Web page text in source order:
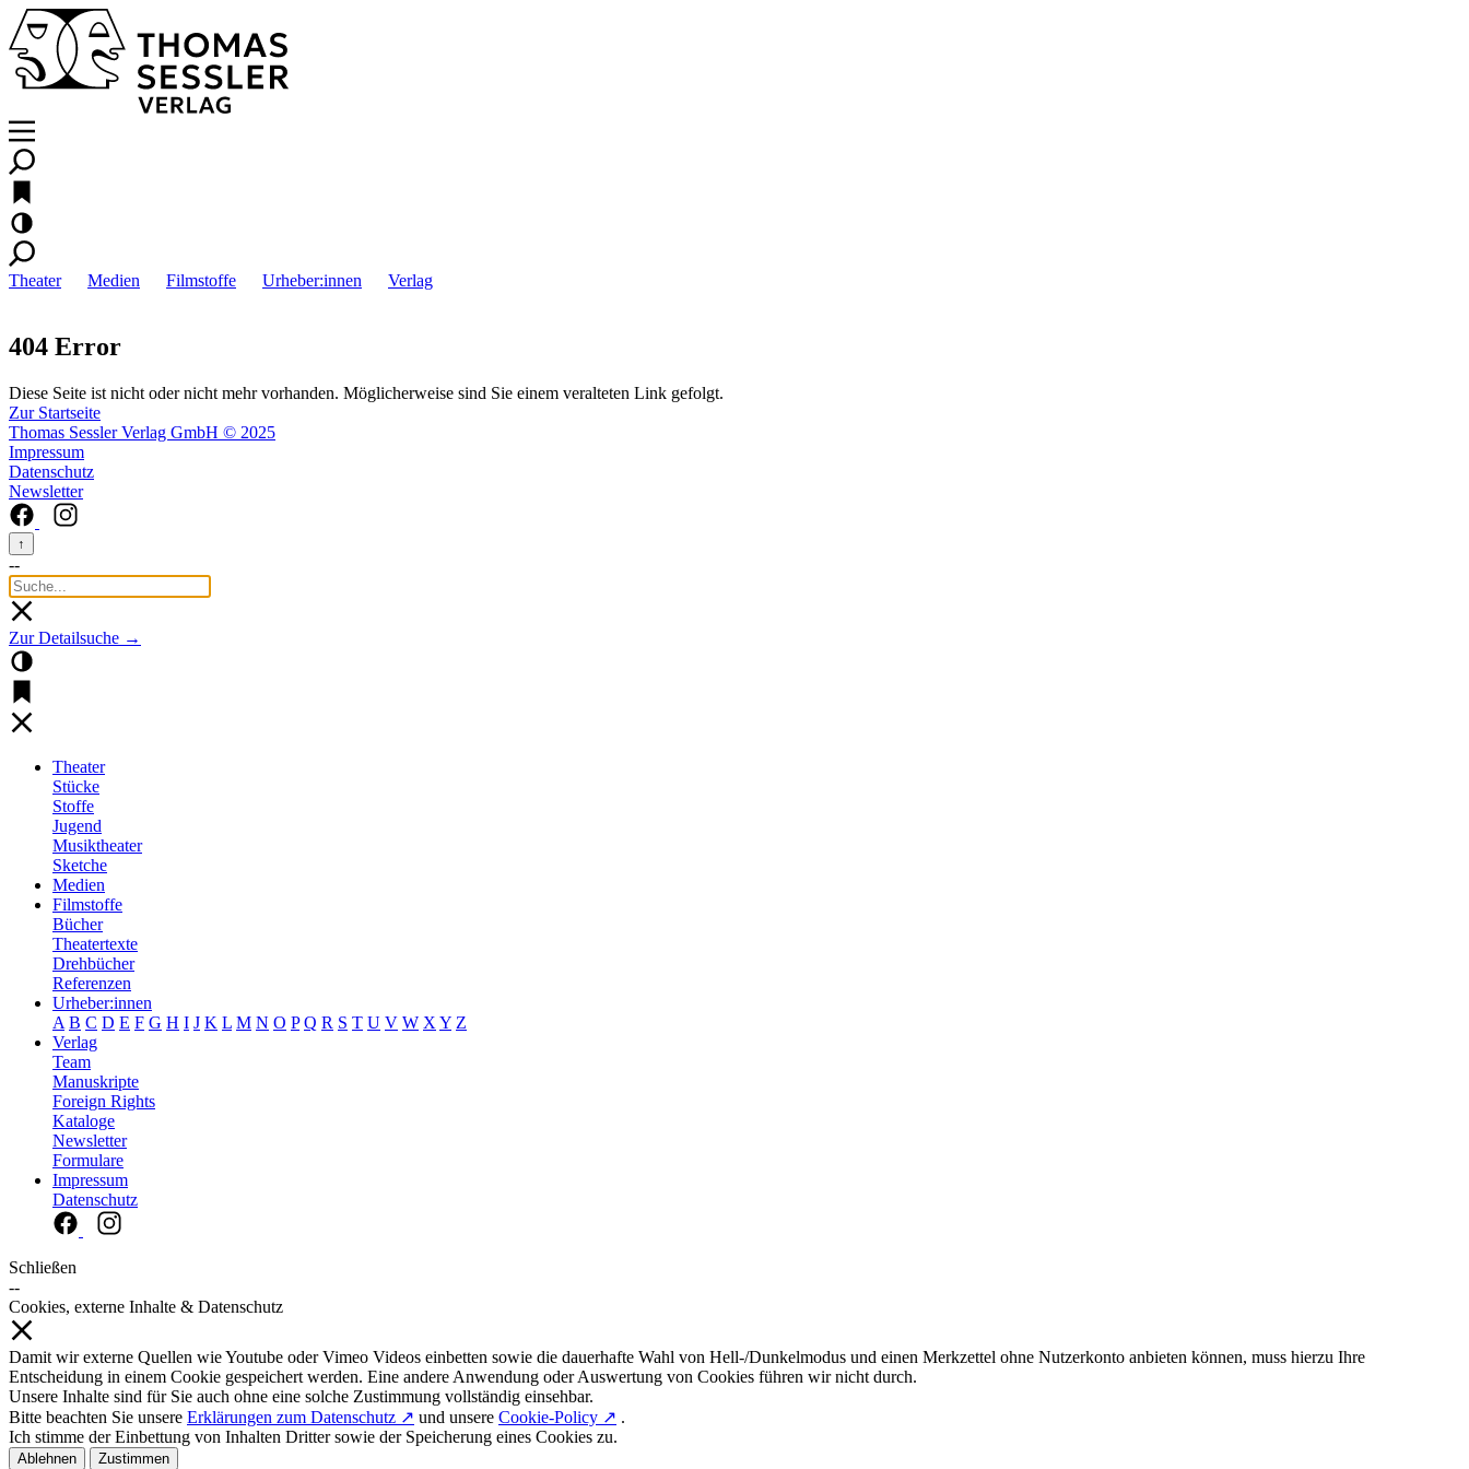
Theater Medien Filmstoffe Urheber:innen Verlag
404 Error
Diese Seite ist nicht oder nicht mehr vorhanden. Möglicherweise sind Sie einem veralteten Link gefolgt.
Zur Startseite
Thomas Sessler Verlag GmbH © 2025
Impressum
Datenschutz
Newsletter
↑
--
Zur Detailsuche →
Theater
Stücke
Stoffe
Jugend
Musiktheater
Sketche
Medien
Filmstoffe
Bücher
Theatertexte
Drehbücher
Referenzen
Urheber:innen
A B C D E F G H I J K L M N O P Q R S T U V W X Y Z
Verlag
Team
Manuskripte
Foreign Rights
Kataloge
Newsletter
Formulare
Impressum
Datenschutz
Schließen
--
Cookies, externe Inhalte & Datenschutz
Damit wir externe Quellen wie Youtube oder Vimeo Videos einbetten sowie die dauerhafte Wahl von Hell-/Dunkelmodus und einen Merkzettel ohne Nutzerkonto anbieten können, muss hierzu Ihre
Entscheidung in einem Cookie gespeichert werden. Eine andere Anwendung oder Auswertung von Cookies führen wir nicht durch.
Unsere Inhalte sind für Sie auch ohne eine solche Zustimmung vollständig einsehbar.
Bitte beachten Sie unsere Erklärungen zum Datenschutz ↗ und unsere Cookie-Policy ↗ .
Ich stimme der Einbettung von Inhalten Dritter sowie der Speicherung eines Cookies zu.
Ablehnen Zustimmen